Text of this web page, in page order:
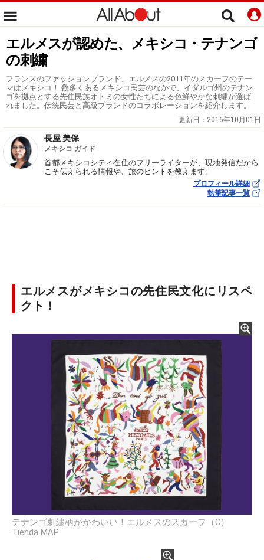
エルメスが認めた、メキシコ・テナンゴ
の刺繍
フランスのファッションブランド、エルメスの2011年のスカーフのテー
マはメキシコ！ 数多くあるメキシコ民芸のなかで、イダルゴ州のテナン
ゴを拠点とする先住民族オトミの女性たちによる色鮮やかな刺繍が選ば
れました。伝統民芸と高級ブランドのコラボレーションを紹介します。
更新日： 2016年10月01日
長屋 美保
メキシコ ガイド
首都メキシコシティ在住のフリーライターが、現地発信だから
こそ伝えられる情報や、旅のヒントを教えます。
プロフィール詳細
執筆記事一覧
エルメスがメキシコの先住民文化にリスペ
クト！
テナンゴ刺繍柄がかわいい！エルメスのスカーフ（C）
Tienda MAP